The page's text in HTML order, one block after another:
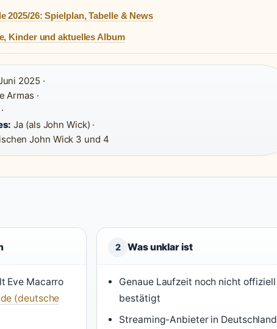
2025/26: Spielplan, Tabelle & News
Kinder und aktuelles Album
2025 ·
Armas ·
Ja (als John Wick) ·
John Wick 3 und 4
Eve Macarro
(deutsche
2 Was unklar ist
Genaue Laufzeit noch nicht offiziell
bestätigt
Streaming-Anbieter in Deutschland